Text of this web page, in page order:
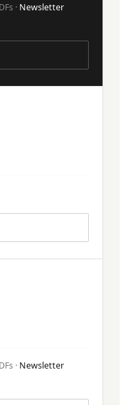
· Newsletter
· Newsletter